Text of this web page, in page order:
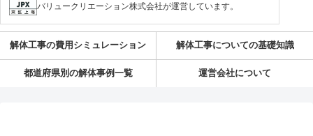
バリュークリエーション株式会社が運営しています。
解体工事の費用シミュレーション 解体工事についての基礎知識
都道府県別の解体事例一覧 運営会社について